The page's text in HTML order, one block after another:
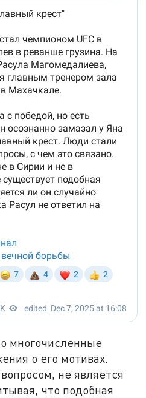
многочисленные
о его мотивах.
не является
что подобная